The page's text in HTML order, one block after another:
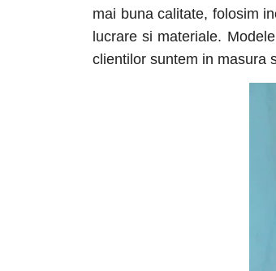
mai buna calitate, folosim
lucrare si materiale.
clientilor suntem in masura